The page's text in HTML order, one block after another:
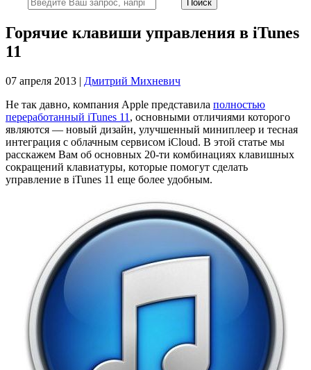
Горячие клавиши управления в iTunes
11
07 апреля 2013 | Дмитрий Михневич
Не так давно, компания Apple представила полностью
переработанный iTunes 11 , основными отличиями которого
являются — новый дизайн, улучшенный миниплеер и тесная
интеграция с облачным сервисом iCloud. В этой статье мы
расскажем Вам об основных 20-ти комбинациях клавишных
сокращений клавиатуры, которые помогут сделать
управление в iTunes 11 еще более удобным.